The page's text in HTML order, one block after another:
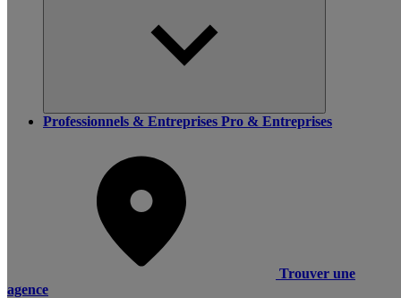
Professionnels & Entreprises Pro & Entreprises
Trouver une
agence